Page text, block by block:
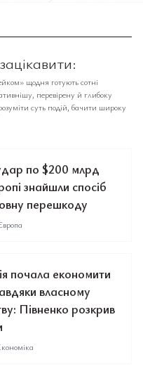
щодня готують сотні
перевірену й глибоку
суть подій, бачити широку
по $200 млрд
знайшли спосіб
перешкоду
почала економити
власному
Півненко розкрив